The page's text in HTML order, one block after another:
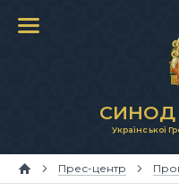
СИНОД
Української
Прес-центр